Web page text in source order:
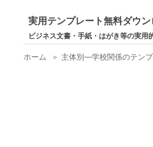
実用テンプレート無料ダウン
ビジネス文書・手紙・はがき等の実
ホーム ＞ 主体別―学校関係のテンプ